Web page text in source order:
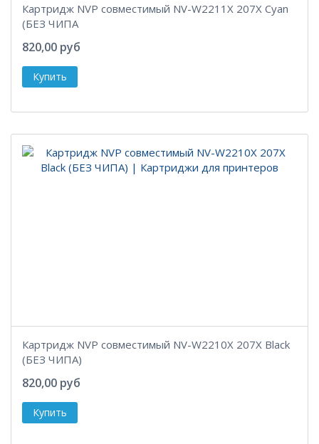
Картридж NVP совместимый NV-W2211X 207X Cyan
(БЕЗ ЧИПА
820,00 руб
Картридж NVP совместимый NV-W2210X 207X Black
(БЕЗ ЧИПА)
820,00 руб